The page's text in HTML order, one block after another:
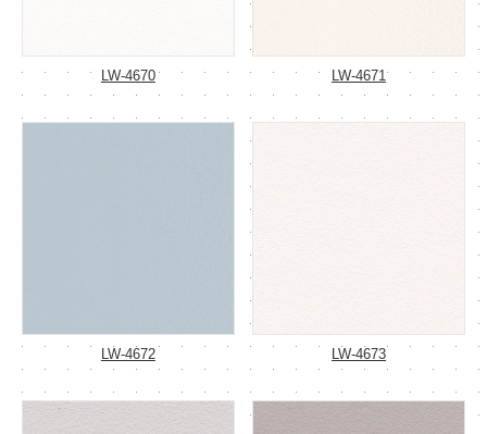
LW-4670 LW-4671
LW-4672 LW-4673